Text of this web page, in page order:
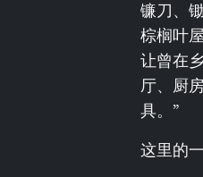
镰刀、
棕榈叶
让曾在
厅、厨
具。”
这里的